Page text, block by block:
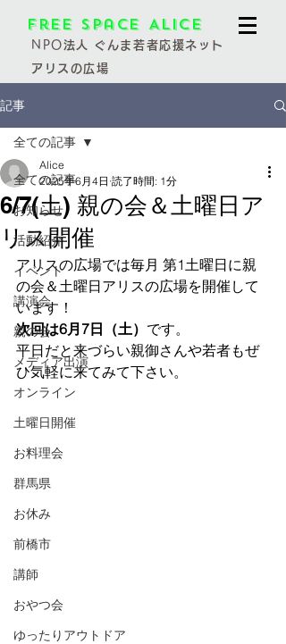
Free Space Alice
NPO法人 ぐんま若者応援ネット
アリスの広場
記事
全ての記事
お知らせ
活動紹介
イベント
講演会
親の会
メディア出演
オンライン
土曜日開催
お料理会
群馬県
お休み
前橋市
講師
おやつ会
ゆったりアウトドア
全ての記事
6/7(土) 親の会＆土曜日ア
リス開催
Alice
2025年6月4日 読了時間: 1分
アリスの広場では毎月 第1土曜日に親
の会＆土曜日アリスの広場を開催して
います！
次回は6月7日（土） です。
平日だと来づらい親御さんや若者もぜ
ひ気軽に来てみて下さい。